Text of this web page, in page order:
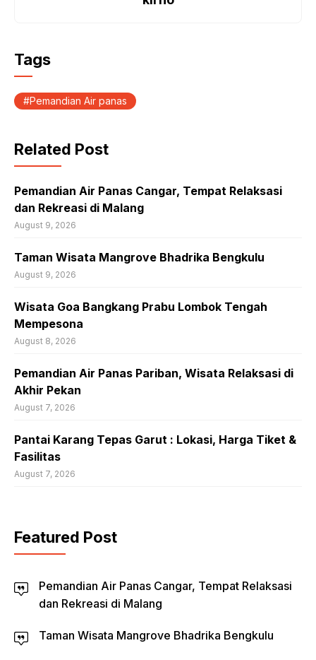
Tags
Pemandian Air panas
Related Post
Pemandian Air Panas Cangar, Tempat Relaksasi
dan Rekreasi di Malang
August 9, 2026
Taman Wisata Mangrove Bhadrika Bengkulu
August 9, 2026
Wisata Goa Bangkang Prabu Lombok Tengah
Mempesona
August 8, 2026
Pemandian Air Panas Pariban, Wisata Relaksasi di
Akhir Pekan
August 7, 2026
Pantai Karang Tepas Garut : Lokasi, Harga Tiket &
Fasilitas
August 7, 2026
Featured Post
Pemandian Air Panas Cangar, Tempat Relaksasi
dan Rekreasi di Malang
Taman Wisata Mangrove Bhadrika Bengkulu